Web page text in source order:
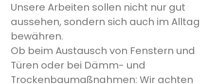
Unsere Arbeiten sollen nicht nur gut
aussehen, sondern sich auch im Alltag
bewähren.
Ob beim Austausch von Fenstern und
Türen oder bei Dämm- und
Trockenbaumaßnahmen: Wir achten